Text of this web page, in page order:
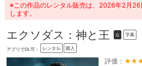
※この作品のレンタル販売は、2026年2月
します。
エクソダス：神と王 G 字幕
アプリでDL可： レンタル 購入
評価：